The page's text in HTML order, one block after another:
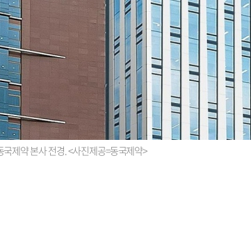
국제약 본사 전경. <사진제공=동국제약>